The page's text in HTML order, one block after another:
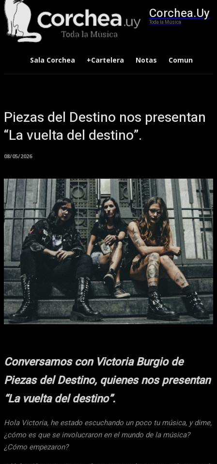
Corchea.Uy
Toda la Música
Sala Corchea +Cartelera Notas Comunidad
Piezas del Destino nos presentan
“La vuelta del destino”.
08/05/2026
Facebook X WhatsApp Email
Conversamos con Victoria Burgio de
Piezas del Destino, quienes nos presentan
“La vuelta del destino”.
Hola Victoria, he estado escuchando un poco tu música, y dime,
¿cómo es que se involucraron en el mundo de la música?
¿Cómo empezaron?